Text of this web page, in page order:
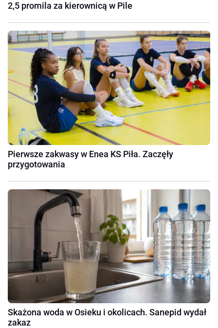
2,5 promila za kierownicą w Pile
Pierwsze zakwasy w Enea KS Piła. Zaczęły
przygotowania
Skażona woda w Osieku i okolicach. Sanepid wydał
zakaz